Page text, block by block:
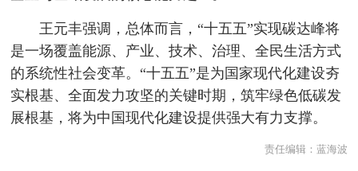
王元丰强调，总体而言，“十五五”实现碳达峰将
是一场覆盖能源、产业、技术、治理、全民生活方式
的系统性社会变革。“十五五”是为国家现代化建设夯
实根基、全面发力攻坚的关键时期，筑牢绿色低碳发
展根基，将为中国现代化建设提供强大有力支撑。
责任编辑： 蓝海波